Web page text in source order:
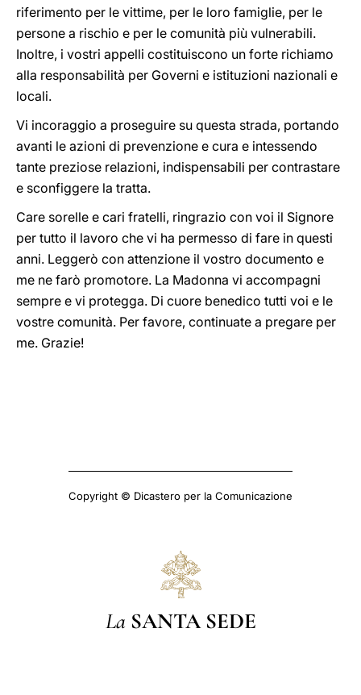
riferimento per le vittime, per le loro famiglie, per le
persone a rischio e per le comunità più vulnerabili.
Inoltre, i vostri appelli costituiscono un forte richiamo
alla responsabilità per Governi e istituzioni nazionali e
locali.
Vi incoraggio a proseguire su questa strada, portando
avanti le azioni di prevenzione e cura e intessendo
tante preziose relazioni, indispensabili per contrastare
e sconfiggere la tratta.
Care sorelle e cari fratelli, ringrazio con voi il Signore
per tutto il lavoro che vi ha permesso di fare in questi
anni. Leggerò con attenzione il vostro documento e
me ne farò promotore. La Madonna vi accompagni
sempre e vi protegga. Di cuore benedico tutti voi e le
vostre comunità. Per favore, continuate a pregare per
me. Grazie!
Copyright © Dicastero per la Comunicazione
La SANTA SEDE